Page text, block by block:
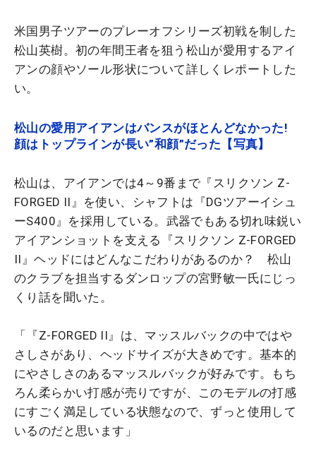
米国男子ツアーのプレーオフシリーズ初戦を制した
松山英樹。初の年間王者を狙う松山が愛用するアイ
アンの顔やソール形状について詳しくレポートした
い。
松山の愛用アイアンはバンスがほとんどなかった!
顔はトップラインが長い”和顔”だった【写真】
松山は、アイアンでは4～9番まで『スリクソン Z-
FORGED II』を使い、シャフトは『DGツアーイシュ
ーS400』を採用している。武器でもある切れ味鋭い
アイアンショットを支える『スリクソン Z-FORGED
II』ヘッドにはどんなこだわりがあるのか？ 松山
のクラブを担当するダンロップの宮野敏一氏にじっ
くり話を聞いた。
「『Z-FORGED II』は、マッスルバックの中ではや
さしさがあり、ヘッドサイズが大きめです。基本的
にやさしさのあるマッスルバックが好みです。もち
ろん柔らかい打感が売りですが、このモデルの打感
にすごく満足している状態なので、ずっと使用して
いるのだと思います」